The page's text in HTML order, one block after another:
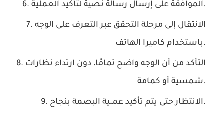
الموافقة على إرسال رسالة نصية لتأكيد العملية.
الانتقال إلى مرحلة التحقق عبر التعرف على الوجه
باستخدام كاميرا الهاتف.
التأكد من أن الوجه واضح تمامًا، دون ارتداء نظارات
شمسية أو كمامة.
الانتظار حتى يتم تأكيد عملية البصمة بنجاح.